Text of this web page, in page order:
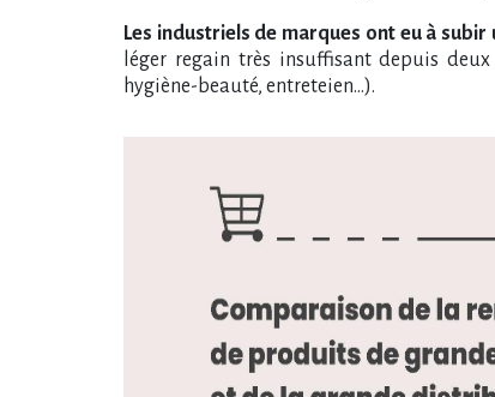
Les industriels de marques ont eu à
léger regain très insuffisant depuis
hygiène-beauté, entreteien…).